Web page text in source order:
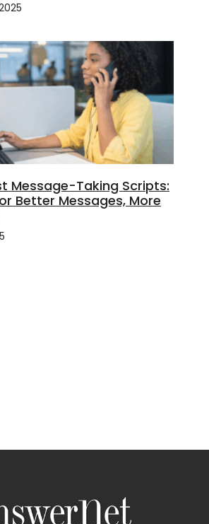
Message-Taking Scripts:
Better Messages, More